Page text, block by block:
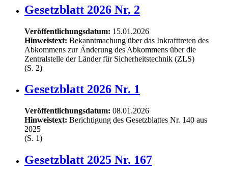
Gesetzblatt 2026 Nr. 2
Veröffentlichungsdatum: 15.01.2026
Hinweistext: Bekanntmachung über das Inkrafttreten des
Abkommens zur Änderung des Abkommens über die
Zentralstelle der Länder für Sicherheitstechnik (ZLS)
(S. 2)
Gesetzblatt 2026 Nr. 1
Veröffentlichungsdatum: 08.01.2026
Hinweistext: Berichtigung des Gesetzblattes Nr. 140 aus
2025
(S. 1)
Gesetzblatt 2025 Nr. 167